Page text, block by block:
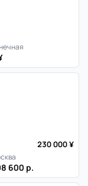
230 000 ¥
600 р.